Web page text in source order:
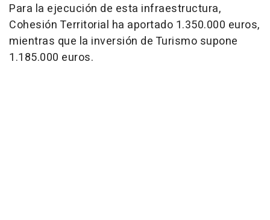
Para la ejecución de esta infraestructura,
Cohesión Territorial ha aportado 1.350.000 euros,
mientras que la inversión de Turismo supone
1.185.000 euros.